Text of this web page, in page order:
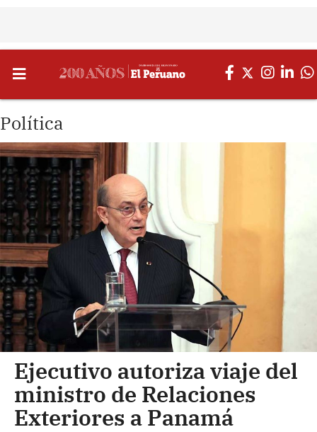
Política
Ejecutivo autoriza viaje del
ministro de Relaciones
Exteriores a Panamá